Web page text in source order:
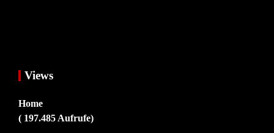
Views
Home
( 197.485 Aufrufe)